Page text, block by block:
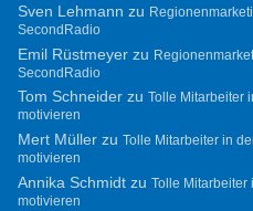
Sven Lehmann zu
SecondRadio
Emil Rüstmeyerzu
SecondRadio
Tom Schneiderzu Tolle Mitarbeiter
motivieren
Mert Müllerzu Tolle Mitarbeiter in
motivieren
Annika Schmidtzu Tolle Mitarbeiter
motivieren